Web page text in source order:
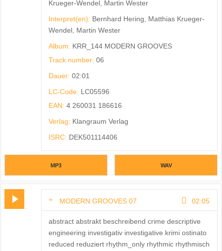
Krueger-Wendel, Martin Wester
Interpret(en): Bernhard Hering, Matthias Krueger-
Wendel, Martin Wester
Album: KRR_144 MODERN GROOVES
Track number: 06
Dauer: 02:01
LC-Code: LC05596
EAN: 4 260031 186616
Verlag: Klangraum Verlag
ISRC: DEK501114406
MP3 WAV
MODERN GROOVES 07 02:05
abstract abstrakt beschreibend crime descriptive
engineering investigativ investigative krimi ostinato
reduced reduziert rhythm_only rhythmic rhythmisch